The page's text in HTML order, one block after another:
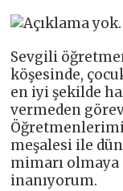
Sevgili
köşesinde,
en iyi şekilde
vermeden
meşalesi ile
mimarı
inanıyorum.